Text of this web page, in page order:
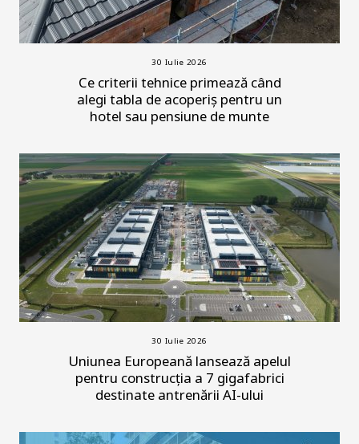
30 Iulie 2026
Ce criterii tehnice primează când
alegi tabla de acoperiș pentru un
hotel sau pensiune de munte
30 Iulie 2026
Uniunea Europeană lansează apelul
pentru construcția a 7 gigafabrici
destinate antrenării AI-ului